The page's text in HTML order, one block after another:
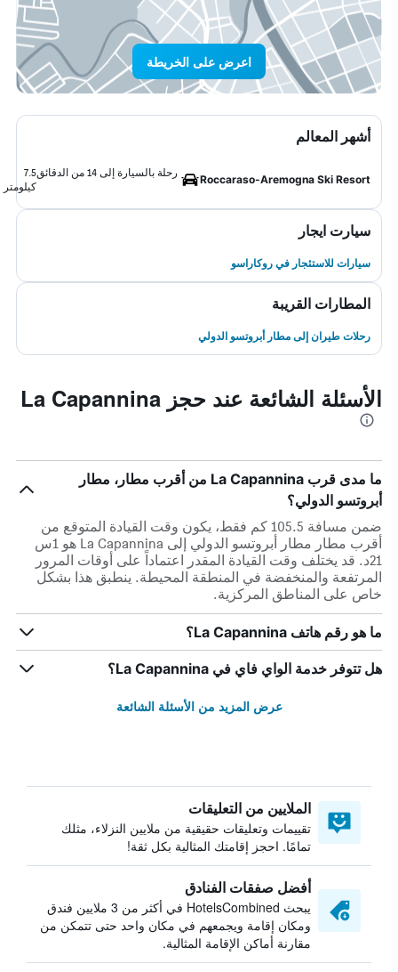
اعرض على الخريطة
أشهر المعالم
Roccaraso-Aremogna Ski Resort
رحلة بالسيارة إلى 14 من الدقائق
7.5
كيلومتر
سيارت ايجار
سيارات للاستئجار في روكاراسو
المطارات القريبة
رحلات طيران إلى مطار أبروتسو الدولي
الأسئلة الشائعة عند حجز La Capannina
ما مدى قرب La Capannina من أقرب مطار، مطار
أبروتسو الدولي؟
ضمن مسافة 105.5 كم فقط، يكون وقت القيادة المتوقع من
أقرب مطار مطار أبروتسو الدولي إلى La Capannina هو 1س
21د. قد يختلف وقت القيادة المقدر اعتماداً على أوقات المرور
المرتفعة والمنخفضة في المنطقة المحيطة. ينطبق هذا بشكل
خاص على المناطق المركزية.
ما هو رقم هاتف La Capannina؟
هل تتوفر خدمة الواي فاي في La Capannina؟
عرض المزيد من الأسئلة الشائعة
الملايين من التعليقات
تقييمات وتعليقات حقيقية من ملايين النزلاء، مثلك
تمامًا. احجز إقامتك المثالية بكل ثقة!
أفضل صفقات الفنادق
يبحث HotelsCombined في أكثر من 3 ملايين فندق
ومكان إقامة ويجمعهم في مكان واحد حتى تتمكن من
مقارنة أماكن الإقامة المثالية.